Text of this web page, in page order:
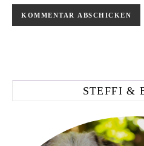
STEFFI &